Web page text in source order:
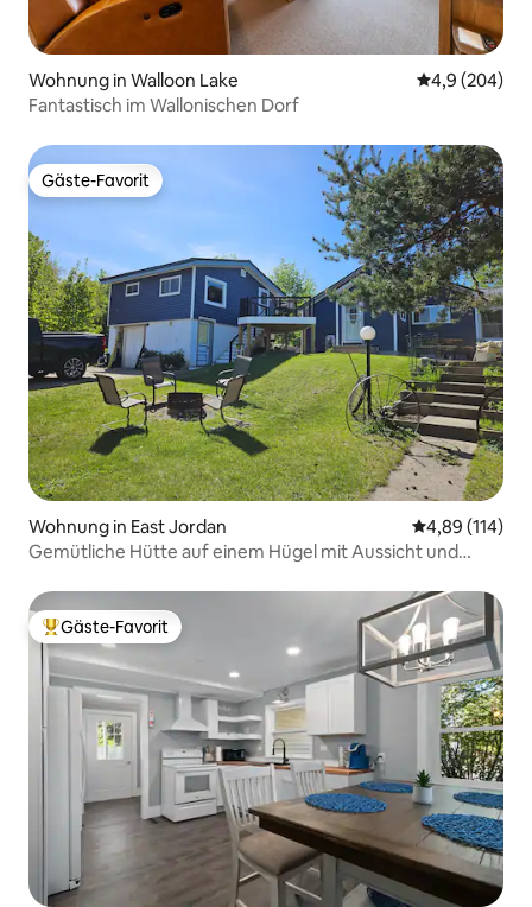
Wohnung in Walloon Lake
4,9 (204)
Fantastisch im Wallonischen Dorf
Gäste-Favorit
Gäste-Favorit
Wohnung in East Jordan
4,89 (114)
Gemütliche Hütte auf einem Hügel mit Aussicht und
Beliebter Gäste-Favorit.
Gäste-Favorit